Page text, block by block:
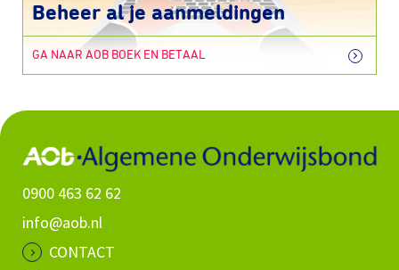
Beheer al je aanmeldingen
GA NAAR AOB BOEK EN BETAAL
0900 463 62 62
info@aob.nl
CONTACT